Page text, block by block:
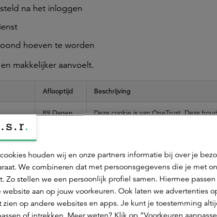
na het inloggen
hoeven te worden
makkelijker aanvoelt.
Aflooptijd Beschrijving
89 Dagen
Deze cookie is van OneTrust. Deze
doorgeeft.
Enkele
seconden
Deze cookie is van Tealium. Deze houdt
de eerste interactie is tijdens het
houden wij en onze partners informatie bij over je
We combineren dat met persoonsgegevens die je met
Zo stellen we een persoonlijk profiel samen. Hiermee
website aan op jouw voorkeuren. Ook laten we advertenties
zien op andere websites en apps. Je kunt je toestemming